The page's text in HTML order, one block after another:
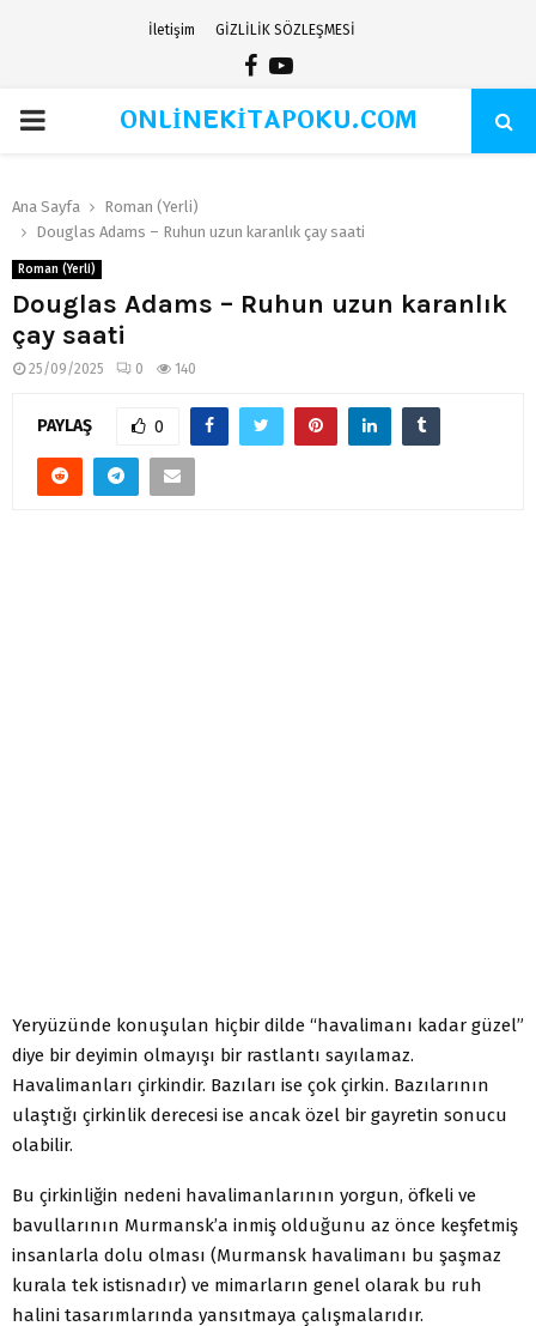
İletişim GİZLİLİK SÖZLEŞMESİ
Facebook
Youtube
PRIMARYONLİNEKİTAPOKU.COM
Ana Sayfa
Roman (Yerli)
Douglas Adams – Ruhun uzun karanlık çay saati
Roman (Yerli)
Douglas Adams – Ruhun uzun karanlık
çay saati
25/09/2025 0 140
PAYLAŞ 0
Yeryüzünde konuşulan hiçbir dilde “havalimanı kadar güzel”
diye bir deyimin olmayışı bir rastlantı sayılamaz.
Havalimanları çirkindir. Bazıları ise çok çirkin. Bazılarının
ulaştığı çirkinlik derecesi ise ancak özel bir gayretin sonucu
olabilir.
Bu çirkinliğin nedeni havalimanlarının yorgun, öfkeli ve
bavullarının Murmansk’a inmiş olduğunu az önce keşfetmiş
insanlarla dolu olması (Murmansk havalimanı bu şaşmaz
kurala tek istisnadır) ve mimarların genel olarak bu ruh
halini tasarımlarında yansıtmaya çalışmalarıdır.